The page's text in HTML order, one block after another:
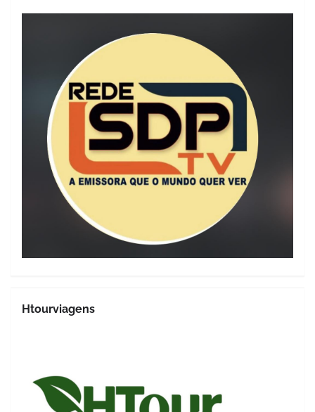
Htourviagens